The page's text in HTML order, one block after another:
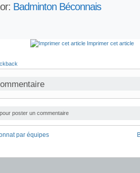
Badminton Béconnais
Imprimer cet article
pour poster un commentaire
par équipes